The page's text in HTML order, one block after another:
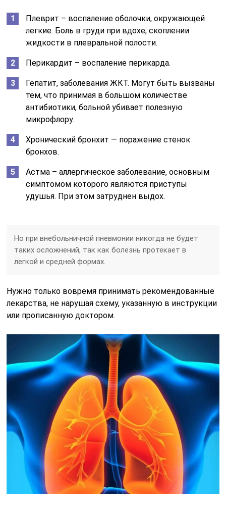
Плеврит – воспаление оболочки, окружающей
легкие. Боль в груди при вдохе, скоплении
жидкости в плевральной полости.
Перикардит – воспаление перикарда.
Гепатит, заболевания ЖКТ. Могут быть вызваны
тем, что принимая в большом количестве
антибиотики, больной убивает полезную
микрофлору.
Хронический бронхит — поражение стенок
бронхов.
Астма – аллергическое заболевание, основным
симптомом которого являются приступы
удушья. При этом затруднен выдох.
Но при внебольничной пневмонии никогда не будет
таких осложнений, так как болезнь протекает в
легкой и средней формах.
Нужно только вовремя принимать рекомендованные
лекарства, не нарушая схему, указанную в инструкции
или прописанную доктором.